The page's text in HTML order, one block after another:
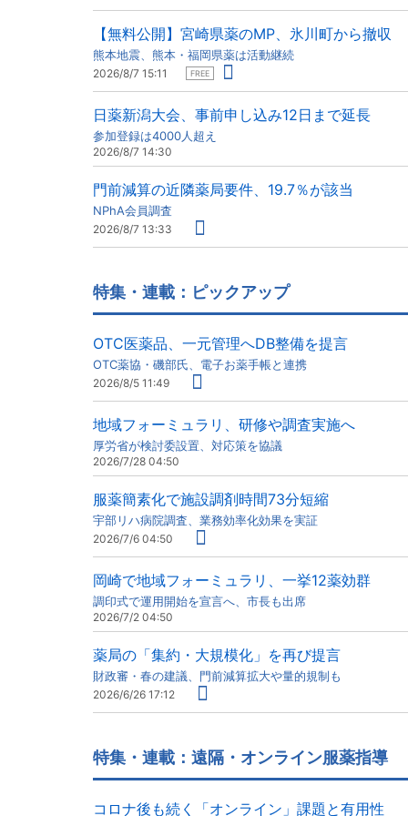
【無料公開】宮崎県薬のMP、氷川町から撤収
熊本地震、熊本・福岡県薬は活動継続
2026/8/7 15:11 FREE
日薬新潟大会、事前申し込み12日まで延長
参加登録は4000人超え
2026/8/7 14:30
門前減算の近隣薬局要件、19.7％が該当
NPhA会員調査
2026/8/7 13:33
特集・連載：ピックアップ
OTC医薬品、一元管理へDB整備を提言
OTC薬協・磯部氏、電子お薬手帳と連携
2026/8/5 11:49
地域フォーミュラリ、研修や調査実施へ
厚労省が検討委設置、対応策を協議
2026/7/28 04:50
服薬簡素化で施設調剤時間73分短縮
宇部リハ病院調査、業務効率化効果を実証
2026/7/6 04:50
岡崎で地域フォーミュラリ、一挙12薬効群
調印式で運用開始を宣言へ、市長も出席
2026/7/2 04:50
薬局の「集約・大規模化」を再び提言
財政審・春の建議、門前減算拡大や量的規制も
2026/6/26 17:12
特集・連載：遠隔・オンライン服薬指導
コロナ後も続く「オンライン」課題と有用性